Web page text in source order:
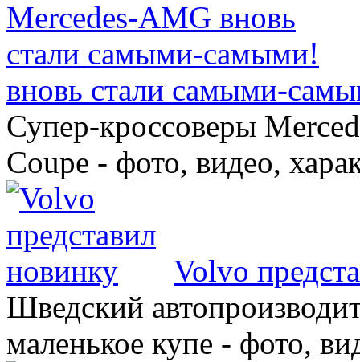
вновь стали самыми-
Супер-кроссоверы
Coupe - фото, видео,
Volvo
Шведский
маленькое купе - фото,